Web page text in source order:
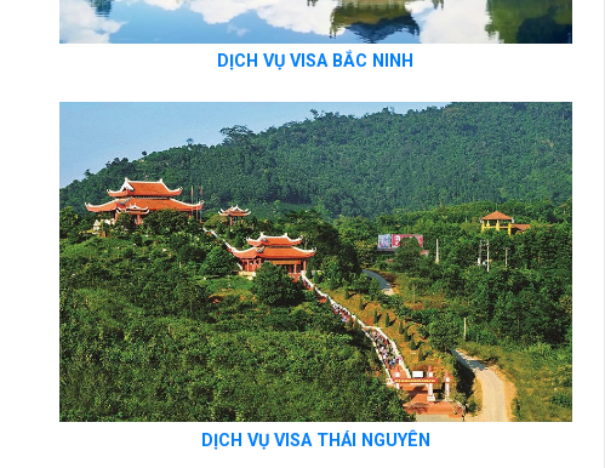
DỊCH VỤ VISA BẮC NINH
DỊCH VỤ VISA THÁI NGUYÊN